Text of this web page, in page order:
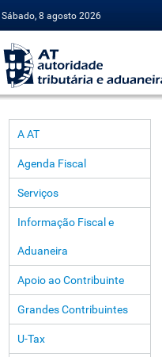
Sábado, 8 agosto 2026
A AT
Agenda Fiscal
Serviços
Informação Fiscal e
Aduaneira
Apoio ao Contribuinte
Grandes Contribuintes
U-Tax